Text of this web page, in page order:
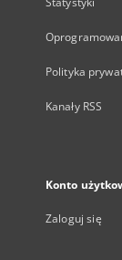
Polityka
Kanały RSS
Konto
Zaloguj się